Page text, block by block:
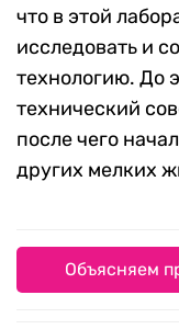
что в этой
исследовать и
технологию. До
технический
после чего
других мелких
Объясняем